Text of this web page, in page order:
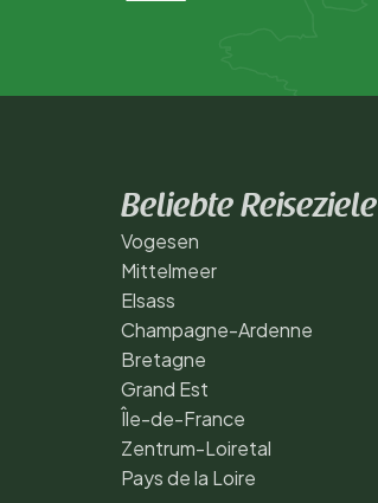
Beliebte Reiseziele
Vogesen
Mittelmeer
Elsass
Champagne-Ardenne
Bretagne
Grand Est
Île-de-France
Zentrum-Loiretal
Pays de la Loire